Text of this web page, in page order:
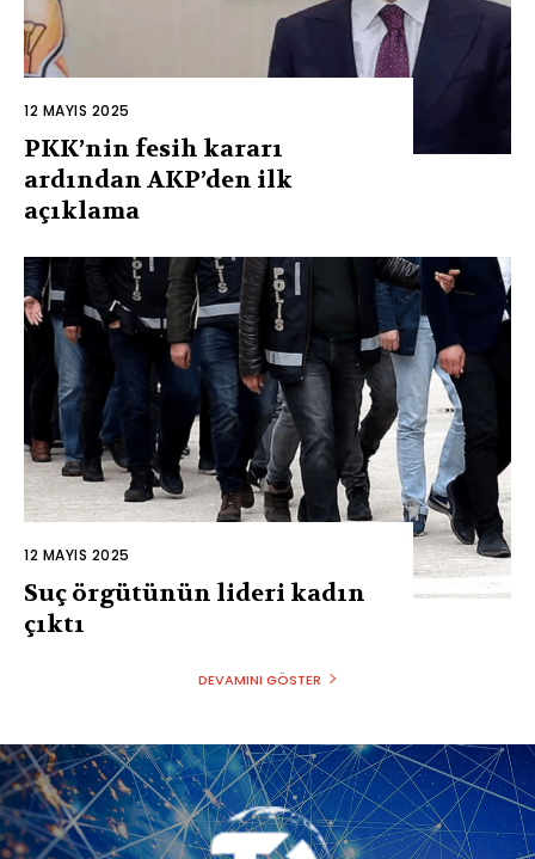
12 MAYIS 2025
PKK’nin fesih kararı
ardından AKP’den ilk
açıklama
12 MAYIS 2025
Suç örgütünün lideri kadın
çıktı
DEVAMINI GÖSTER